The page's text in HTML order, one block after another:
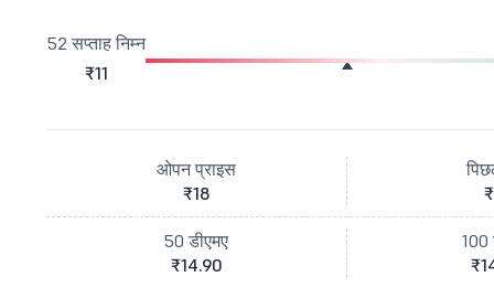
52 सप्ताह निम्न
₹11
ओपन प्राइस
₹18
50 डीएमए
₹14.90
100